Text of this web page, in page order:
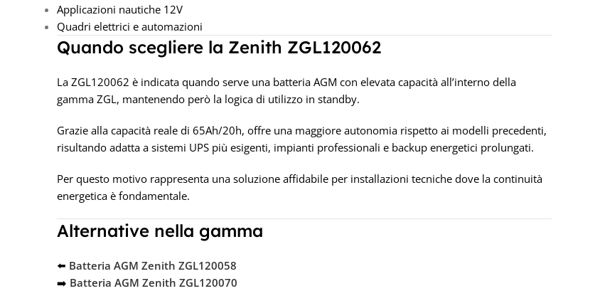
Applicazioni nautiche 12V
Quadri elettrici e automazioni
Quando scegliere la Zenith ZGL120062
La ZGL120062 è indicata quando serve una batteria AGM con elevata capacità all’interno della
gamma ZGL, mantenendo però la logica di utilizzo in standby.
Grazie alla capacità reale di 65Ah/20h, offre una maggiore autonomia rispetto ai modelli precedenti,
risultando adatta a sistemi UPS più esigenti, impianti professionali e backup energetici prolungati.
Per questo motivo rappresenta una soluzione affidabile per installazioni tecniche dove la continuità
energetica è fondamentale.
Alternative nella gamma
⬅️ Batteria AGM Zenith ZGL120058
➡️ Batteria AGM Zenith ZGL120070